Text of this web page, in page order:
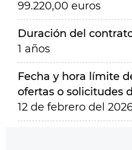
99.220,00 euros
Duración del
1 años
Fecha y hora límite
ofertas o solicitudes
12 de febrero del